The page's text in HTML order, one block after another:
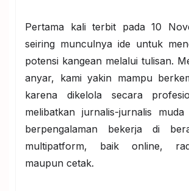
Pertama kali terbit pada 10
seiring munculnya ide untuk
potensi kangean melalui tulisan.
anyar, kami yakin mampu
karena dikelola secara
melibatkan jurnalis-jurnalis
berpengalaman bekerja di
multipatform, baik online,
maupun cetak.